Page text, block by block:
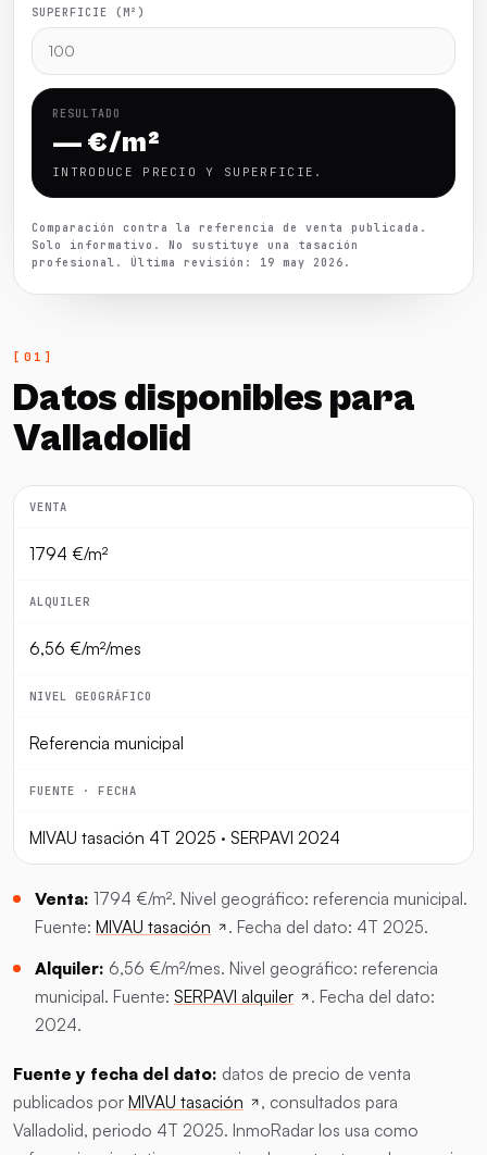
SUPERFICIE (M²)
RESULTADO
— €/m²
INTRODUCE PRECIO Y SUPERFICIE.
Comparación contra la referencia de venta publicada.
Solo informativo. No sustituye una tasación
profesional. Última revisión: 19 may 2026.
Datos disponibles para
Valladolid
VENTA
1794 €/m²
ALQUILER
6,56 €/m²/mes
NIVEL GEOGRÁFICO
Referencia municipal
FUENTE · FECHA
MIVAU tasación 4T 2025 · SERPAVI 2024
Venta: 1794 €/m². Nivel geográfico: referencia municipal.
Fuente: MIVAU tasación
. Fecha del dato: 4T 2025.
Alquiler: 6,56 €/m²/mes. Nivel geográfico: referencia
municipal. Fuente: SERPAVI alquiler
. Fecha del dato:
2024.
Fuente y fecha del dato: datos de precio de venta
publicados por MIVAU tasación
, consultados para
Valladolid, periodo 4T 2025. InmoRadar los usa como